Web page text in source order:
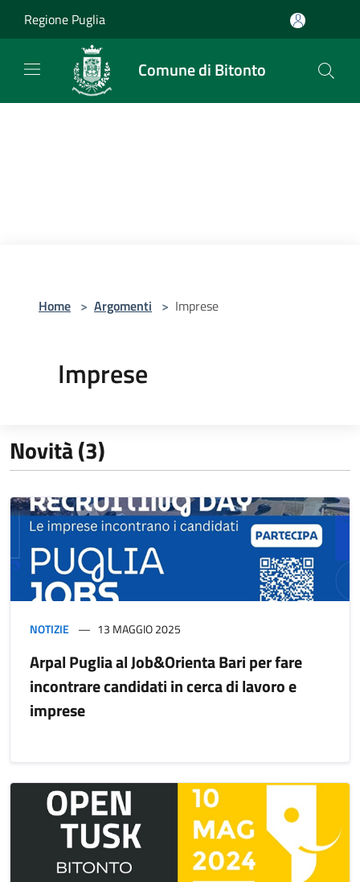
Regione Puglia
Comune di Bitonto
Home > Argomenti > Imprese
Imprese
Novità (3)
NOTIZIE 13 MAGGIO 2025
Arpal Puglia al Job&Orienta Bari per fare
incontrare candidati in cerca di lavoro e
imprese